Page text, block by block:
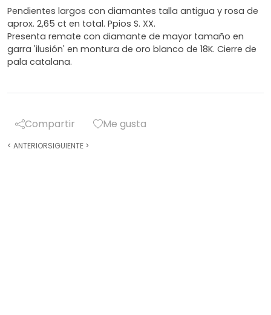
Pendientes largos con diamantes talla antigua y rosa de
aprox. 2,65 ct en total. Ppios S. XX.
Presenta remate con diamante de mayor tamaño en
garra 'ilusión' en montura de oro blanco de 18K. Cierre de
pala catalana.
Compartir Me gusta
< ANTERIORSIGUIENTE >